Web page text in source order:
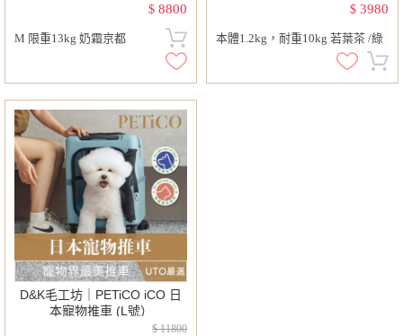
$ 8800
M 限重13kg 奶霜京都
$ 3980
本體1.2kg，耐重10kg 若葉茶 /綠
D&K毛工坊｜PETiCO iCO 日
本寵物推車 (L號）
$ 11800